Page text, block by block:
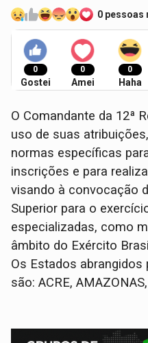
0 pessoas
0
Gostei
0
Amei
0
Haha
O Comandante da 12ª
uso de suas
normas específicas
inscrições e para
visando à convocação
Superior para o
especializadas, como
âmbito do Exército
Os Estados abrangidos
são: ACRE,